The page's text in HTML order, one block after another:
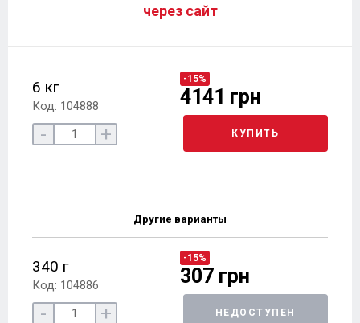
через сайт
6 кг
Код: 104888
-15%
4141 грн
- + КУПИТЬ
Другие варианты
340 г
Код: 104886
-15%
307 грн
- + НЕДОСТУПЕН